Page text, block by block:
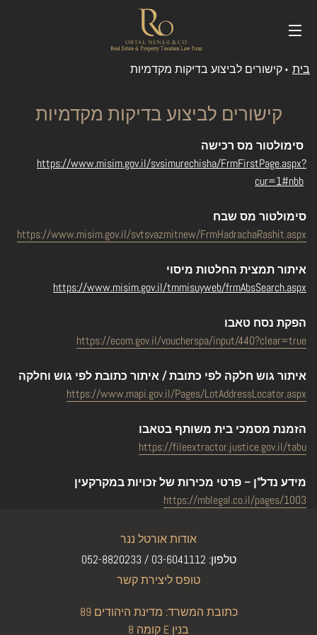
בית קישורים לביצוע בדיקות מקדמיות
קישורים לביצוע בדיקות מקדמיות
https://www.misim.gov.il/svsimurechisha/FrmFirstPage.aspx?
cur=1#nbb
סימולטור מס שבח
https://www.misim.gov.il/svtsvazmitnew/FrmHadrachaRashit.aspx
איתור תמצית החלטות מיסוי
https://www.misim.gov.il/tmmisuyweb/frmAbsSearch.aspx
הפקת נסח טאבו
https://ecom.gov.il/voucherspa/input/440?clear=true
איתור גוש חלקה לפי כתובת / איתור כתובת לפי גוש וחלקה
https://www.mapi.gov.il/Pages/LotAddressLocator.aspx
הזמנת מסמכי בית משותף בטאבו
https://fileextractor.justice.gov.il/tabu
מידע נדל"ן – פרטי מכירות של זכויות במקרקעין
https://mblegal.co.il/pages/1003
אודות אורטל ננר
טלפון: 03-6041112 / 052-8820233
טופס ליצירת קשר
כתובת המשרד: מדינת היהודים 89
קומה 8 E בנין